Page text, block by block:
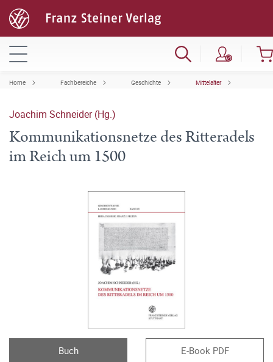
Home Fachbereiche Geschichte Mittelalter
Joachim Schneider (Hg.)
Kommunikationsnetze des Ritteradels
im Reich um 1500
Buch E-Book PDF